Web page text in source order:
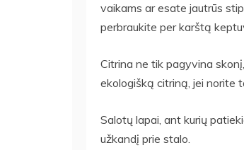
vaikams ar esate jautrūs
perbraukite per karštą
Citrina ne tik pagyvina
ekologišką citriną, jei norite
Salotų lapai, ant kurių
užkandį prie stalo.